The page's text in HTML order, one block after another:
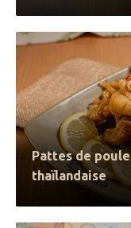
Pattes de
thaïlandaise